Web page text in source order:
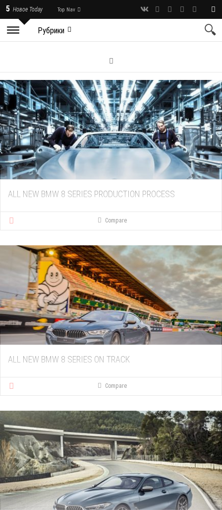
5 Новое Today Top Nav
Рубрики
ALL NEW BMW 8 SERIES PRODUCTION PROCESS
Compare
ALL NEW BMW 8 SERIES ON TRACK
Compare